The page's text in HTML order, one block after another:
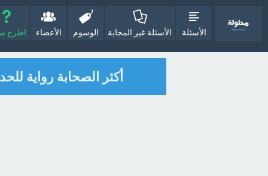
الأسئلة الأسئلة غير المجابة الوسوم الأعضاء اطرح
أكثر الصحابة رواية